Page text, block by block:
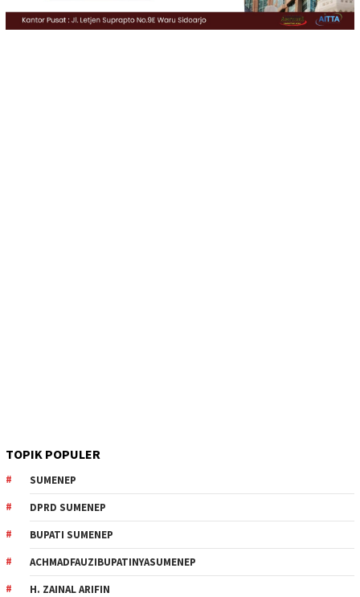
TOPIK POPULER
SUMENEP
DPRD SUMENEP
BUPATI SUMENEP
ACHMADFAUZIBUPATINYASUMENEP
H. ZAINAL ARIFIN